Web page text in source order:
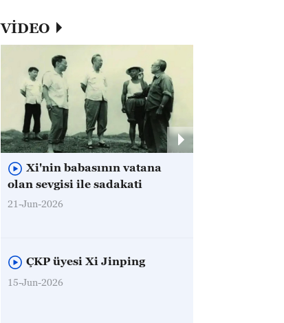
VİDEO
Xi'nin babasının vatana
olan sevgisi ile sadakati
21-Jun-2026
ÇKP üyesi Xi Jinping
15-Jun-2026